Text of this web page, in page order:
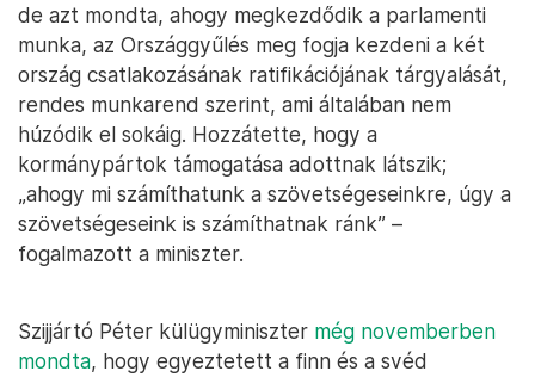
de azt mondta, ahogy megkezdődik a parlamenti
munka, az Országgyűlés meg fogja kezdeni a két
ország csatlakozásának ratifikációjának tárgyalását,
rendes munkarend szerint, ami általában nem
húzódik el sokáig. Hozzátette, hogy a
kormánypártok támogatása adottnak látszik;
„ahogy mi számíthatunk a szövetségeseinkre, úgy a
szövetségeseink is számíthatnak ránk” –
fogalmazott a miniszter.
Szijjártó Péter külügyminiszter még novemberben
mondta, hogy egyeztetett a finn és a svéd